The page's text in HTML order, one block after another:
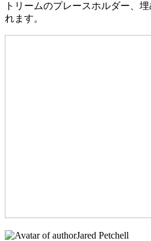
トリームのプレースホルダー、
れます。
Jared Petchell